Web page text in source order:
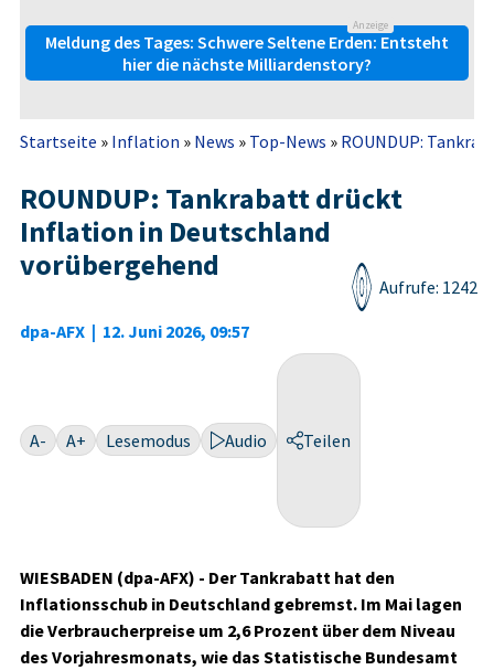
Anzeige
Meldung des Tages: Schwere Seltene Erden: Entsteht
hier die nächste Milliardenstory?
Startseite » Inflation » News » Top-News » ROUNDUP:
ROUNDUP: Tankrabatt drückt
Inflation in Deutschland
vorübergehend
dpa-AFX | 12. Juni 2026, 09:57
Aufrufe: 1242
A- A+ Lesemodus Audio Teilen
WIESBADEN (dpa-AFX) - Der Tankrabatt hat den
Inflationsschub in Deutschland gebremst. Im Mai lagen
die Verbraucherpreise um 2,6 Prozent über dem Niveau
des Vorjahresmonats, wie das Statistische Bundesamt